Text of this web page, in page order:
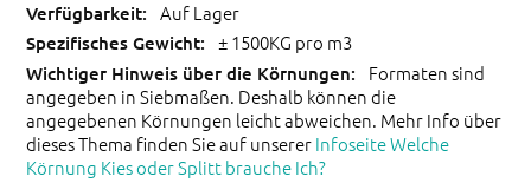
Auf Lager
± 1500KG pro m3
Formaten sind
angegeben in Siebmaßen. Deshalb können die
angegebenen Körnungen leicht abweichen. Mehr Info über
dieses Thema finden Sie auf unsererInfoseite Welche
Körnung Kies oder Splitt brauche Ich?